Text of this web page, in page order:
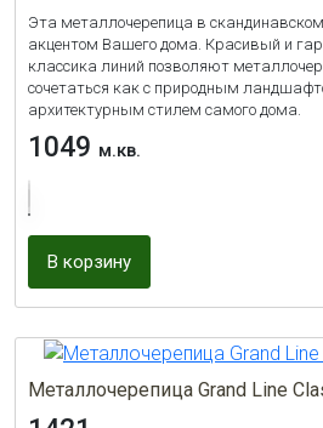
Эта металлочерепица в
акцентом Вашего дома. Красивый и
классика линий позволяют
сочетаться как с природным
архитектурным стилем самого дома.
1049 м.кв.
В корзину
Металлочерепица Grand Line